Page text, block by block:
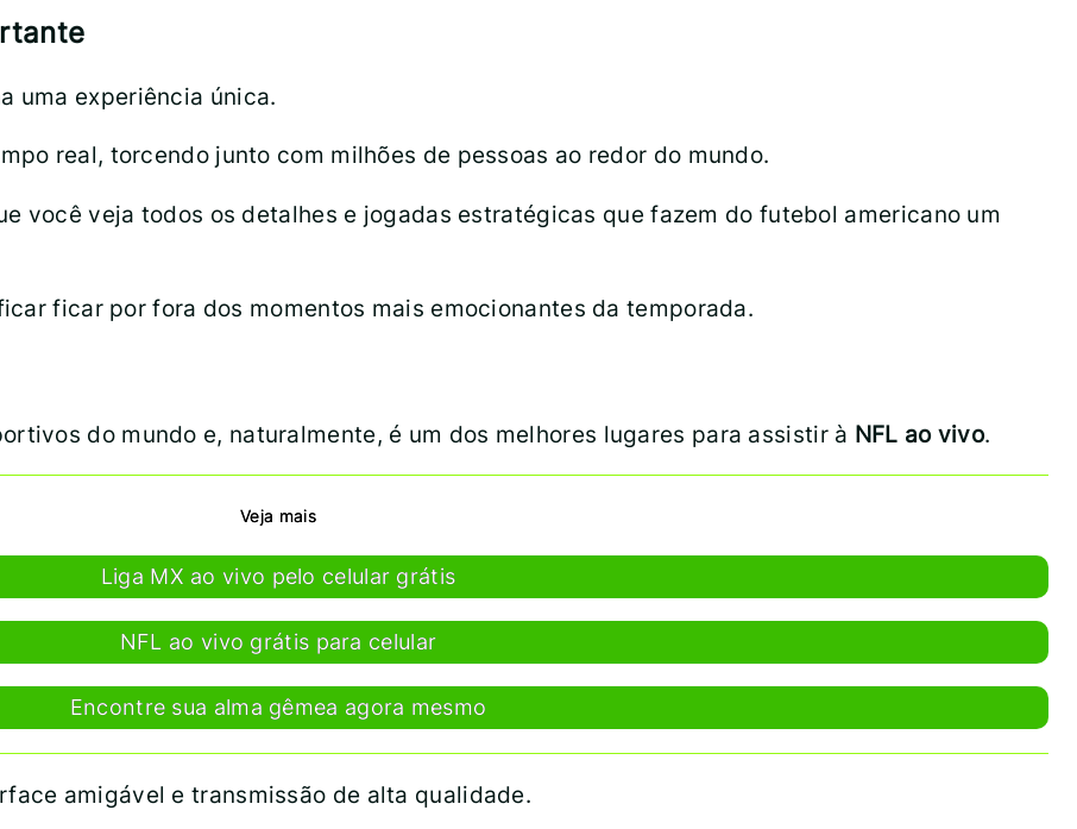
uma experiência única.
real, torcendo junto com milhões de pessoas ao redor do mundo.
você veja todos os detalhes e jogadas estratégicas que fazem do futebol americano um
ficar por fora dos momentos mais emocionantes da temporada.
do mundo e, naturalmente, é um dos melhores lugares para assistir à NFL ao vivo.
Veja mais
Liga MX ao vivo pelo celular grátis
NFL ao vivo grátis para celular
Encontre sua alma gêmea agora mesmo
amigável e transmissão de alta qualidade.